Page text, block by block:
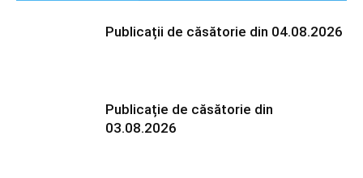
Publicații de căsătorie din 04.08.2026
Publicație de căsătorie din
03.08.2026